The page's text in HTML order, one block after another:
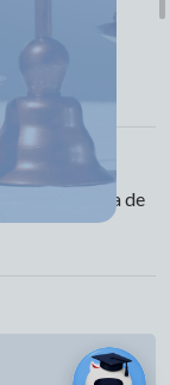
la República de